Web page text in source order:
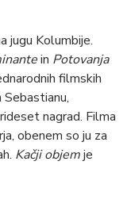
jugu Kolumbije.
in Potovanja
filmskih
nagrad. Filma
obenem so ju za
Kačji objemje